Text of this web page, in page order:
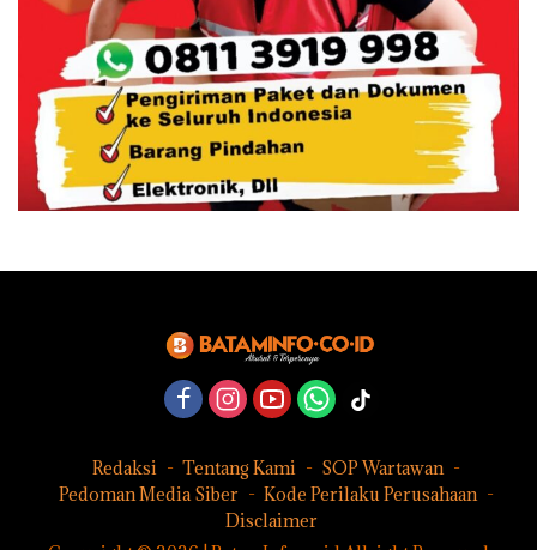
Redaksi Tentang Kami
SOP Wartawan
Pedoman Media Siber
Kode Perilaku Perusahaan
Disclaimer